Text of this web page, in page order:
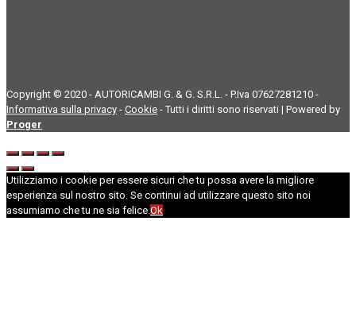
Copyright © 2020 - AUTORICAMBI G. & G. S.R.L. - P.Iva 07627281210 -
Informativa sulla privacy - Cookie - Tutti i diritti sono riservati | Powered by
Proger
Utilizziamo i cookie per essere sicuri che tu possa avere la migliore
esperienza sul nostro sito. Se continui ad utilizzare questo sito noi
assumiamo che tu ne sia felice.Ok